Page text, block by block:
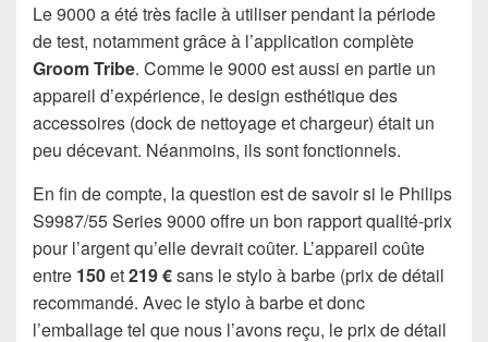
Le 9000 a été très facile à utiliser pendant la période
de test, notamment grâce à l’application complète
Groom Tribe. Comme le 9000 est aussi en partie un
appareil d’expérience, le design esthétique des
accessoires (dock de nettoyage et chargeur) était un
peu décevant. Néanmoins, ils sont fonctionnels.
En fin de compte, la question est de savoir si le Philips
S9987/55 Series 9000 offre un bon rapport qualité-prix
pour l’argent qu’elle devrait coûter. L’appareil coûte
entre 150et219 €sans le stylo à barbe (prix de détail
recommandé. Avec le stylo à barbe et donc
l’emballage tel que nous l’avons reçu, le prix de détail